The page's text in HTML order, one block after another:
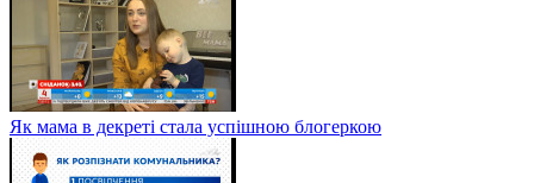
Як мама в декреті стала успішною блогеркою